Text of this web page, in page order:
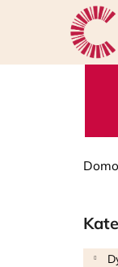
í
Späť
do
Späť
do